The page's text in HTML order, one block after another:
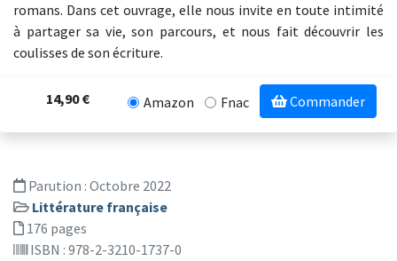
romans. Dans cet ouvrage, elle nous invite en toute intimité
à partager sa vie, son parcours, et nous fait découvrir les
coulisses de son écriture.
14,90 € Amazon Fnac Commander
Parution : Octobre 2022
Littérature française
176 pages
ISBN : 978-2-3210-1737-0